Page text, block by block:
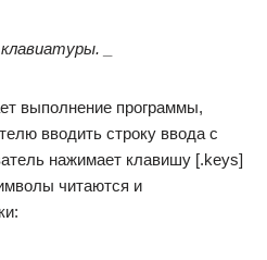
выполнение программы,
вводить строку ввода с
нажимает клавишу [.keys]
читаются и